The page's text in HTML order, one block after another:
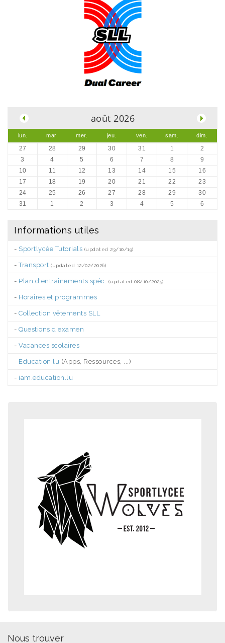
août 2026
lun. mar. mer. jeu. ven. sam. dim.
27 28 29 30 31 1
2
3
4 5 6 7 8
9
10
11 12 13 14 15
16
17
18 19 20 21 22
23
24
25 26 27 28 29
30
31
1 2 3 4 5 6
Informations utiles
- Sportlycée Tutorials (updated 23/10/19)
-Transport (updated 12/02/2026)
- Plan d'entraînements spéc. (updated 08/10/2025)
- Horaires et programmes
- Collection vêtements SLL
- Questions d'examen
- Vacances scolaires
- Education.lu (Apps, Ressources, ...)
- iam.education.lu
Nous trouver